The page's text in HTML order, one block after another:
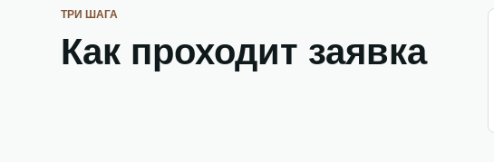
ТРИ ШАГА
Как проходит заявка